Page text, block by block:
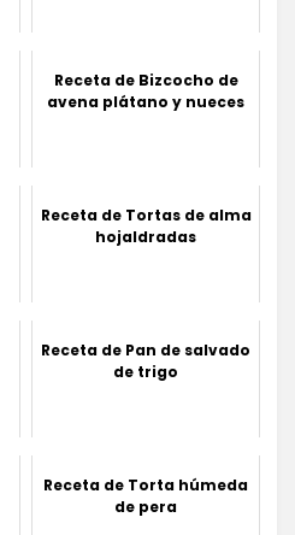
Receta de Bizcocho de
avena plátano y nueces
Receta de Tortas de alma
hojaldradas
Receta de Pan de salvado
de trigo
Receta de Torta húmeda
de pera